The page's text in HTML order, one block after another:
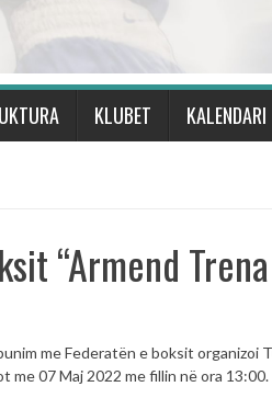
KLUBET KALENDARI
“Armend
me Federatën e boksit
me 07 Maj 2022 me fillin në ora 13:00.